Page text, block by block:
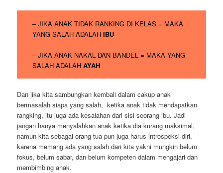
– JIKA ANAK TIDAK RANKING DI KELAS = MAKA
YANG SALAH ADALAH IBU
– JIKA ANAK NAKAL DAN BANDEL = MAKA YANG
SALAH ADALAH AYAH
Dan jika kita sambungkan kembali dalam cakup anak
bermasalah siapa yang salah, ketika anak tidak mendapatkan
rangking, itu juga ada kesalahan dari sisi seorang ibu. Jadi
jangan hanya menyalahkan anak ketika dia kurang maksimal,
namun kita sebagai orang tua pun juga harus introspeksi diri,
karena memang ada yang salah dari kita yakni mungkin belum
fokus, belum sabar, dan belum kompeten dalam mengajari dan
membimbing anak.